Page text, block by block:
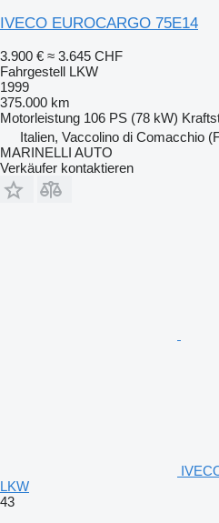
IVECO EUROCARGO 75E14
3.900 € ≈ 3.645 CHF
Fahrgestell LKW
1999
375.000 km
Motorleistung 106 PS (78 kW)
Italien, Vaccolino di Comacchio
MARINELLI AUTO
Verkäufer kontaktieren
LKW
43